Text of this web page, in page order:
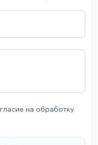
на обработку